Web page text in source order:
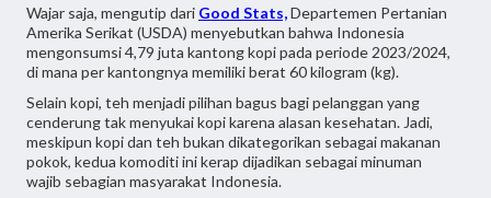
Wajar saja, mengutip dari Good Stats,Departemen Pertanian
Amerika Serikat (USDA) menyebutkan bahwa Indonesia
mengonsumsi 4,79 juta kantong kopi pada periode 2023/2024,
di mana per kantongnya memiliki berat 60 kilogram (kg).
Selain kopi, teh menjadi pilihan bagus bagi pelanggan yang
cenderung tak menyukai kopi karena alasan kesehatan. Jadi,
meskipun kopi dan teh bukan dikategorikan sebagai makanan
pokok, kedua komoditi ini kerap dijadikan sebagai minuman
wajib sebagian masyarakat Indonesia.